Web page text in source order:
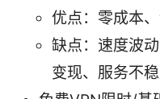
优点：零成本
缺点：速度波
变现、服务不